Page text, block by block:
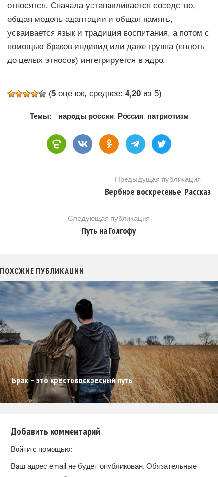
относятся. Сначала устанавливается соседство,
общая модель адаптации и общая память,
усваивается язык и традиция воспитания, а потом с
помощью браков индивид или даже группа (вплоть
до целых этносов) интегрируется в ядро.
(5 оценок, среднее: 4,20 из 5)
Темы: народы россии, Россия, патриотизм
Предыдущая публикация
Вербное воскресенье. Рассказ
Следующая публикация
Путь на Голгофу
ПОХОЖИЕ ПУБЛИКАЦИИ
Брак – это крестовоскресный путь
Добавить комментарий
Войти с помощью:
Ваш адрес email не будет опубликован. Обязательные